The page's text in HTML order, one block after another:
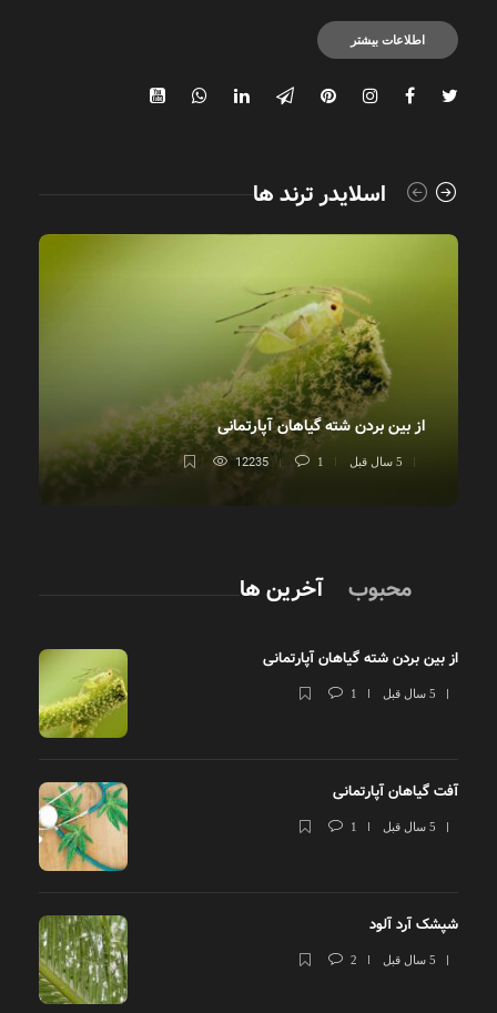
اطلاعات بیشتر
اسلایدر ترند ها
از بین بردن شته گیاهان آپارتمانی
5 سال قبل 1
12235
آخرین ها محبوب
از بین بردن شته گیاهان آپارتمانی
5 سال قبل 1
آفت گیاهان آپارتمانی
5 سال قبل 1
شپشک آرد آلود
5 سال قبل 2